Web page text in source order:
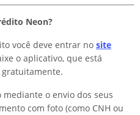
Neon?
você deve entrar no site
o aplicativo, que está
o envio dos seus
com foto (como CNH ou